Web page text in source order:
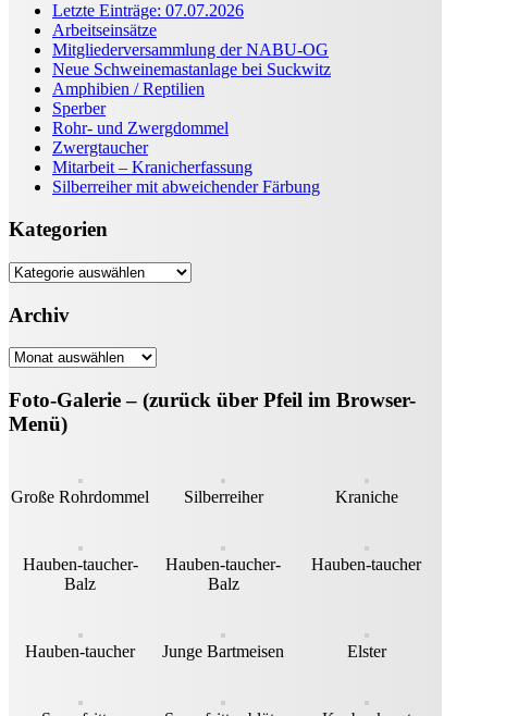
Letzte Einträge: 07.07.2026
Arbeitseinsätze
Mitgliederversammlung der NABU-OG
Neue Schweinemastanlage bei Suckwitz
Amphibien / Reptilien
Sperber
Rohr- und Zwergdommel
Zwergtaucher
Mitarbeit – Kranicherfassung
Silberreiher mit abweichender Färbung
Kategorien
Kategorien
Archiv
Archiv
Foto-Galerie – (zurück über Pfeil im Browser-
Menü)
Große Rohrdommel Silberreiher Kraniche
Hauben-taucher-
Balz
Hauben-taucher-
Balz
Hauben-taucher
Hauben-taucher Junge Bartmeisen Elster